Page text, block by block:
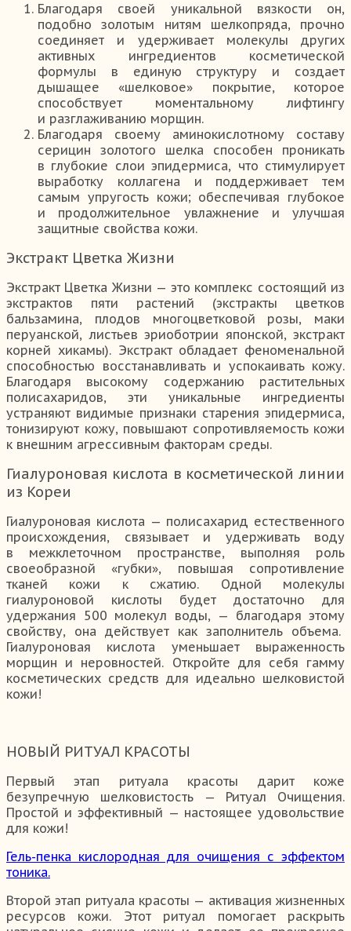
Благодаря своей уникальной вязкости он,
подобно золотым нитям шелкопряда, прочно
соединяет и удерживает молекулы других
активных ингредиентов косметической
формулы в единую структуру и создает
дышащее «шелковое» покрытие, которое
способствует моментальному лифтингу
и разглаживанию морщин.
Благодаря своему аминокислотному составу
серицин золотого шелка способен проникать
в глубокие слои эпидермиса, что стимулирует
выработку коллагена и поддерживает тем
самым упругость кожи; обеспечивая глубокое
и продолжительное увлажнение и улучшая
защитные свойства кожи.
Экстракт Цветка Жизни
Экстракт Цветка Жизни — это комплекс состоящий из
экстрактов пяти растений (экстракты цветков
бальзамина, плодов многоцветковой розы, маки
перуанской, листьев эриоботрии японской, экстракт
корней хикамы). Экстракт обладает феноменальной
способностью восстанавливать и успокаивать кожу.
Благодаря высокому содержанию растительных
полисахаридов, эти уникальные ингредиенты
устраняют видимые признаки старения эпидермиса,
тонизируют кожу, повышают сопротивляемость кожи
к внешним агрессивным факторам среды.
Гиалуроновая кислота в косметической линии
из Кореи
Гиалуроновая кислота — полисахарид естественного
происхождения, связывает и удерживать воду
в межклеточном пространстве, выполняя роль
своеобразной «губки», повышая сопротивление
тканей кожи к сжатию. Одной молекулы
гиалуроновой кислоты будет достаточно для
удержания 500 молекул воды, — благодаря этому
свойству, она действует как заполнитель объема.
Гиалуроновая кислота уменьшает выраженность
морщин и неровностей. Откройте для себя гамму
косметических средств для идеально шелковистой
кожи!
НОВЫЙ РИТУАЛ КРАСОТЫ
Первый этап ритуала красоты дарит коже
безупречную шелковистость — Ритуал Очищения.
Простой и эффективный — настоящее удовольствие
для кожи!
Гель-пенка кислородная для очищения с эффектом
тоника.
Второй этап ритуала красоты — активация жизненных
ресурсов кожи. Этот ритуал помогает раскрыть